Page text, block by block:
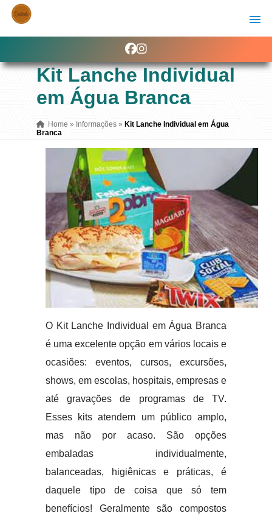
Kit Lanche Individual
em Água Branca
Home » Informações » Kit Lanche Individual em Água
Branca
O Kit Lanche Individual em Água Branca
é uma excelente opção em vários locais e
ocasiões: eventos, cursos, excursões,
shows, em escolas, hospitais, empresas e
até gravações de programas de TV.
Esses kits atendem um público amplo,
mas não por acaso. São opções
embaladas individualmente,
balanceadas, higiênicas e práticas, é
daquele tipo de coisa que só tem
benefícios! Geralmente são compostos